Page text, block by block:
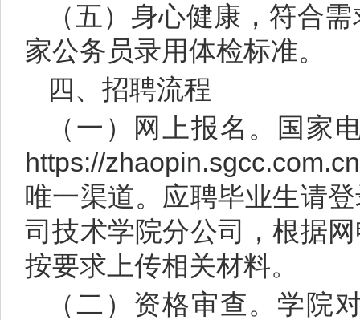
（五）身心健康，符合
家公务员录用体检标准。
四、招聘流程
（一）网上报名。国家
https://zhaopin.sgcc.com.cn
唯一渠道。应聘毕业生请
司技术学院分公司，根据
按要求上传相关材料。
（二）资格审查。学院